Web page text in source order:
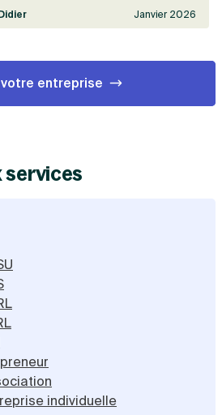
Janvier 2026
entreprise
services
individuelle